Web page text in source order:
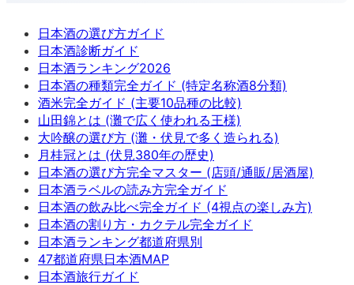
日本酒の選び方ガイド
日本酒診断ガイド
日本酒ランキング2026
日本酒の種類完全ガイド (特定名称酒8分類)
酒米完全ガイド (主要10品種の比較)
山田錦とは (灘で広く使われる王様)
大吟醸の選び方 (灘・伏見で多く造られる)
月桂冠とは (伏見380年の歴史)
日本酒の選び方完全マスター (店頭/通販/居酒屋)
日本酒ラベルの読み方完全ガイド
日本酒の飲み比べ完全ガイド (4視点の楽しみ方)
日本酒の割り方・カクテル完全ガイド
日本酒ランキング都道府県別
47都道府県日本酒MAP
日本酒旅行ガイド